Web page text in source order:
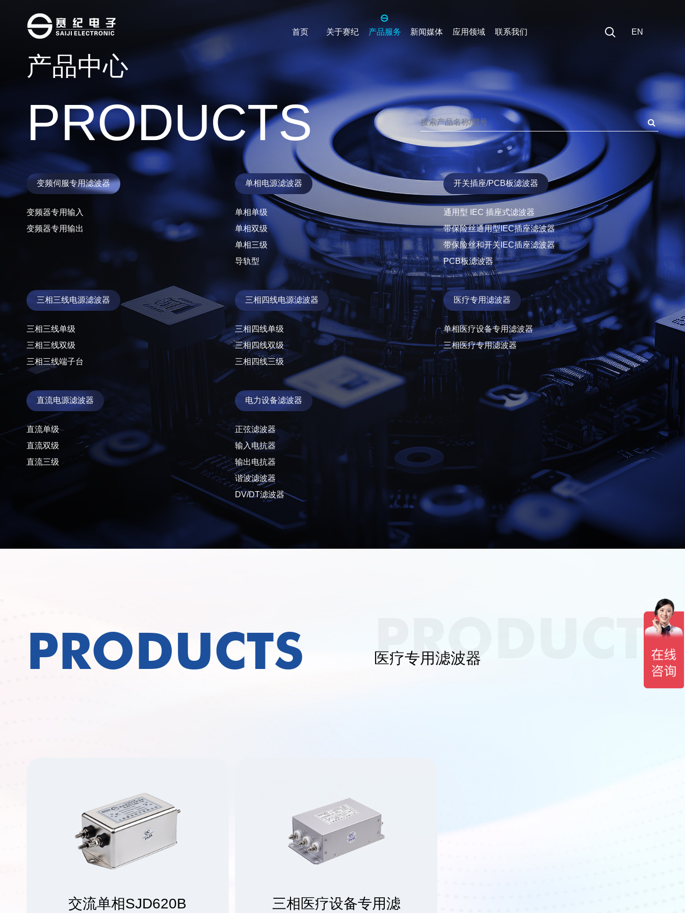
首页 关于赛纪 产品服务
变频伺服专用滤波器
单相双级
单相三级
导轨型
开关插座/PCB板滤波器
带保险丝通用型IEC插座滤波器
带保险丝和开关IEC插座滤波器
PCB板滤波器
三相三线电源滤波器
三相三线单级
三相三线双级
三相三线端子台
三相四线电源滤波器
三相四线单级
三相四线双级
三相四线三级
医疗专用滤波器
单相医疗设备专用滤波器
三相医疗专用滤波器
直流双级
电力设备滤波器
输入电抗器
输出电抗器
谐波滤波器
DV/DT滤波器
新闻媒体 应用领域
能源领域
数据&通信
精密设备
变频设备
联系我们 EN
产品中心
PRODUCTS
变频伺服专用滤波器
变频器专用输入
变频器专用输出
单相电源滤波器
单相单级
单相双级
单相三级
导轨型
开关插座/PCB板滤波器
通用型 IEC 插座式滤波器
带保险丝通用型IEC插座滤波器
带保险丝和开关IEC插座滤波器
PCB板滤波器
三相三线电源滤波器
三相三线单级
三相三线双级
三相三线端子台
三相四线电源滤波器
三相四线单级
三相四线双级
三相四线三级
医疗专用滤波器
单相医疗设备专用滤波器
三相医疗专用滤波器
直流电源滤波器
直流单级
直流双级
直流三级
电力设备滤波器
正弦滤波器
输入电抗器
输出电抗器
谐波滤波器
DV/DT滤波器
PRODUCTS 医疗专用滤波器
PRODUCTS
交流单相SJD620B 三相医疗设备专用滤